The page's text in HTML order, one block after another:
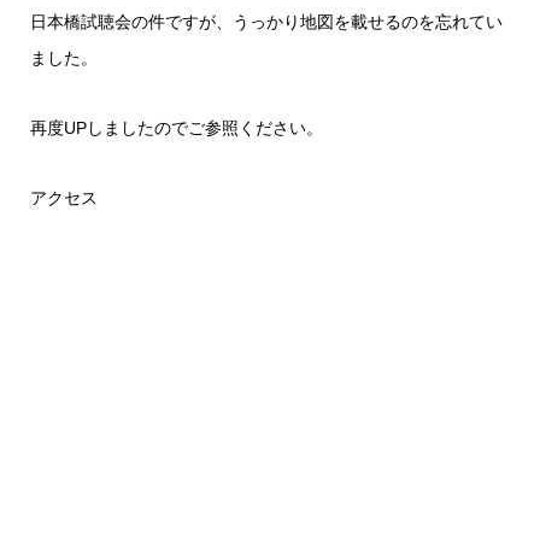
日本橋試聴会の件ですが、うっかり地図を載せるのを忘れてい
ました。
再度UPしましたのでご参照ください。
アクセス